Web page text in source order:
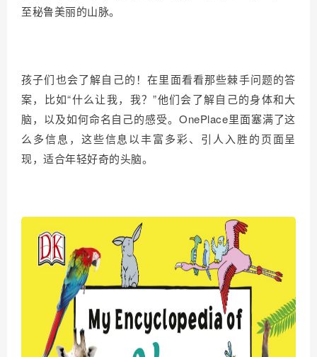
至秘鲁美丽的山脉。
孩子们也会了解自己的！在里面看看那些棘手问题的答
案，比如“什么让我，我？”他们会了解自己的身体和大
脑，以及如何命名自己的感受。OnePlace里面塞满了这
么多信息，这些信息以丰富多彩、引人入胜的页面呈
现，适合年轻好奇的头脑。